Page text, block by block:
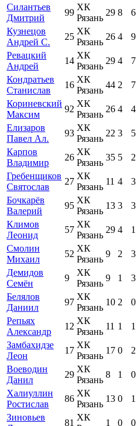
Силантьев
Дмитрий
99
ХК
Рязань
29 8 6
Кузнецов
Андрей С.
25
ХК
Рязань
26 4 9
Ревацкий
Андрей
14
ХК
Рязань
29 4 7
Кондратьев
Станислав
16
ХК
Рязань
44 2 7
Кориневский
Максим
92
ХК
Рязань
26 4 4
Елизаров
Павел Ал.
93
ХК
Рязань
22 3 5
Карпов
Владимир
26
ХК
Рязань
35 5 2
Гребенщиков
Святослав
27
ХК
Рязань
11 4 3
Бочкарёв
Валерий
95
ХК
Рязань
13 3 3
Климов
Леонид
57
ХК
Рязань
29 4 1
Смолин
Михаил
52
ХК
Рязань
9 2 3
Демидов
Семён
9
ХК
Рязань
9 1 3
Белялов
Даниил
97
ХК
Рязань
10 2 0
Репьях
Александр
12
ХК
Рязань
11 1 1
Замбахидзе
Леон
17
ХК
Рязань
17 0 2
Воеводин
Данил
29
ХК
Рязань
8 1 0
Халиуллин
Ростислав
86
ХК
Рязань
13 0 1
Зиновьев
81
ХК
1 0 0